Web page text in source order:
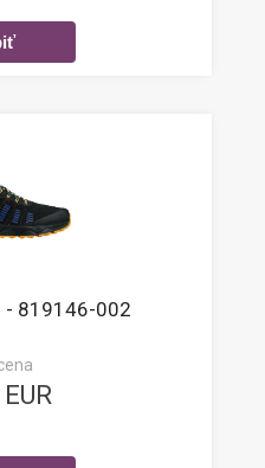
- 819146-002